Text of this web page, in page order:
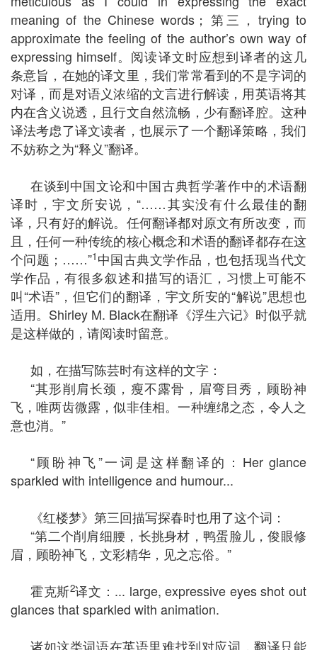
meaning of the Chinese words；第三，trying to
approximate the feeling of the author’s own way of
expressing himself。阅读译文时应想到译者的这几
条意旨，在她的译文里，我们常常看到的不是字词的
对译，而是对语义浓缩的文言进行解读，用英语将其
内在含义说透，且行文自然流畅，少有翻译腔。这种
译法考虑了译文读者，也展示了一个翻译策略，我们
不妨称之为“释义”翻译。
在谈到中国文论和中国古典哲学著作中的术语翻
译时，宇文所安说，“……其实没有什么最佳的翻
译，只有好的解说。任何翻译都对原文有所改变，而
且，任何一种传统的核心概念和术语的翻译都存在这
个问题；……”1 中国古典文学作品，也包括现当代文
学作品，有很多叙述和描写的语汇，习惯上可能不
叫“术语”，但它们的翻译，宇文所安的“解说”思想也
适用。Shirley M. Black在翻译《浮生六记》时似乎就
是这样做的，请阅读时留意。
如，在描写陈芸时有这样的文字：
“其形削肩长颈，瘦不露骨，眉弯目秀，顾盼神
飞，唯两齿微露，似非佳相。一种缠绵之态，令人之
意也消。”
“顾盼神飞”一词是这样翻译的：Her glance
sparkled with intelligence and humour...
《红楼梦》第三回描写探春时也用了这个词：
“第二个削肩细腰，长挑身材，鸭蛋脸儿，俊眼修
眉，顾盼神飞，文彩精华，见之忘俗。”
霍克斯2译文：... large, expressive eyes shot out
glances that sparkled with animation.
诸如这类词语在英语里难找到对应词，翻译只能